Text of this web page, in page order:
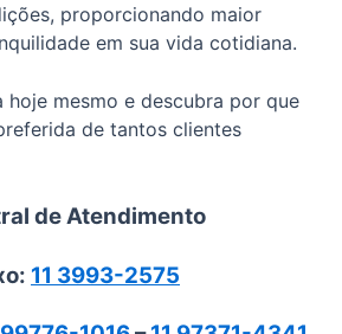
proporcionando maior
em sua vida cotidiana.
hoje mesmo e descubra por que
de tantos clientes
de Atendimento
11 3993-2575